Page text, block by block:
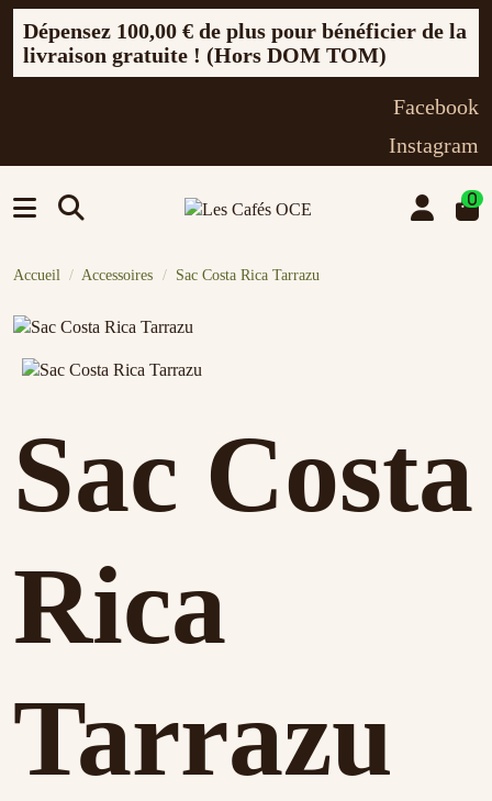
Dépensez 100,00 € de plus pour bénéficier de la
livraison gratuite ! (Hors DOM TOM)
Facebook
Instagram
0
Accueil Accessoires Sac Costa Rica Tarrazu
Sac Costa
Rica
Tarrazu